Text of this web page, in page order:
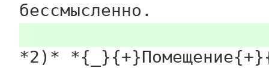
бессмысленно.
*2)*